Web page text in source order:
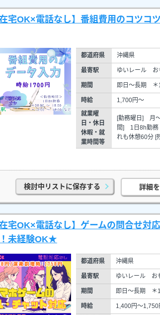
在宅OK×電話なし】番組費用のコツコ
都道府県 沖縄県
最寄駅 ゆいレール
期間 即日～長期 ＊
時給
1,700円～
就業曜
日・休日
休暇・就
業時間等
[勤務曜日] 月
間] 1日8h勤務
れも休憩60分 [
検討中リストに保存する 詳細
在宅OK×電話なし】ゲームの問合せ対
未経験OK★
都道府県 沖縄県
最寄駅 ゆいレール お
期間 即日～長期 ＊
時給
1,400円～1,750